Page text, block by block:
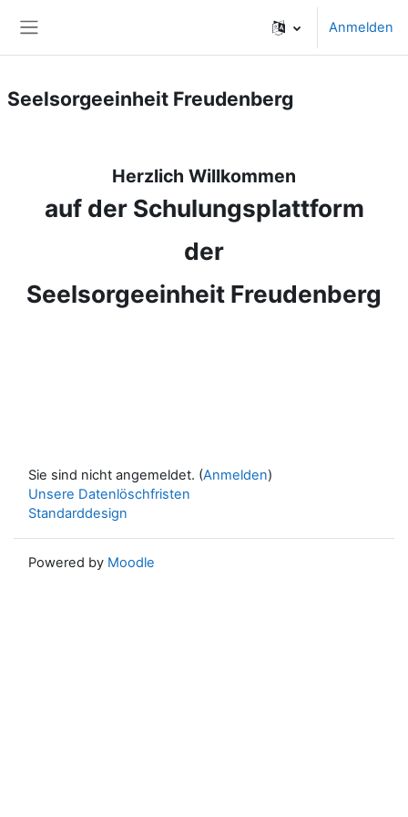
Anmelden
Seelsorgeeinheit Freudenberg
Herzlich Willkommen
auf der Schulungsplattform
der
Seelsorgeeinheit Freudenberg
Sie sind nicht angemeldet. (Anmelden)
Unsere Datenlöschfristen
Standarddesign
Powered by Moodle